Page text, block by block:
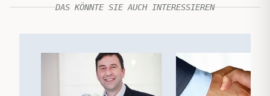
DAS KÖNNTE SIE AUCH INTERESSIEREN